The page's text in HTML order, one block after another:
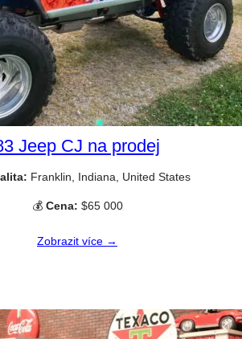
Jeep CJ na prodej
Franklin, Indiana, United States
💰 Cena: $65 000
Zobrazit více →